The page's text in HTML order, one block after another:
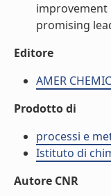
improvement
promising
Editore
AMER
Prodotto di
processi e
Istituto di
Autore CNR